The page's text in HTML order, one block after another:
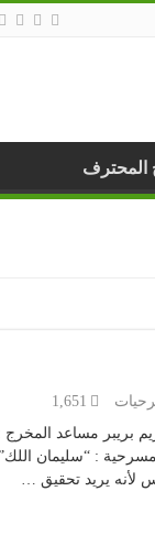
المحترف
1,651
الكريم بريبر مساعد
: “سليمان اللك”
لأنه يريد تحقيق …